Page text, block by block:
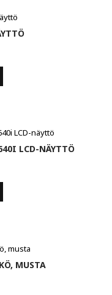
LCD-NÄYTTÖ
MUSTA